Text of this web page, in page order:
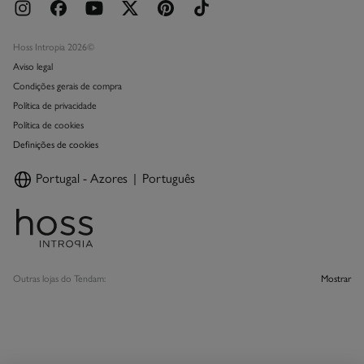
Hoss Intropia 2026©
Aviso legal
Condições gerais de compra
Política de privacidade
Política de cookies
Definições de cookies
Portugal - Azores Português
Outras lojas do Tendam: Mostrar